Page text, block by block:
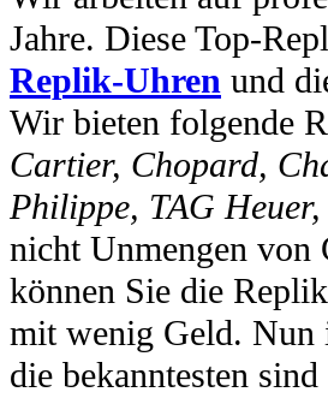
Jahre. Diese Top-
Replik-Uhren und
Wir bieten folgende
Cartier, Chopard,
Philippe, TAG
nicht Unmengen
können Sie die
mit wenig Geld. Nun
die bekanntesten